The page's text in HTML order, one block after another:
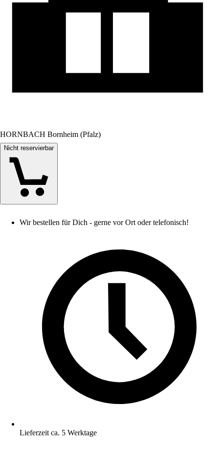
HORNBACH Bornheim (Pfalz)
Nicht reservierbar
Wir bestellen für Dich - gerne vor Ort oder telefonisch!
Lieferzeit ca. 5 Werktage